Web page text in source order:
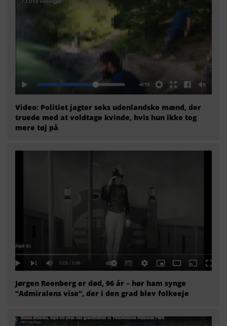
Video: Politiet jagter seks udenlandske mænd, der
truede med at voldtage kvinde, hvis hun ikke tog
mere tøj på
Jørgen Reenberg er død, 96 år – hør ham synge
“Admiralens vise”, der i den grad blev folkeeje